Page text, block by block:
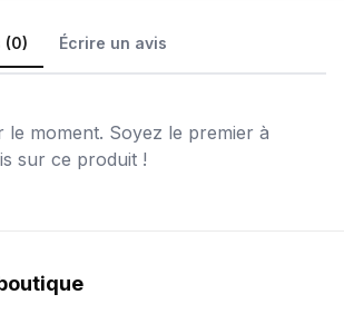
(0) Écrire un avis
le moment. Soyez le premier à
sur ce produit !